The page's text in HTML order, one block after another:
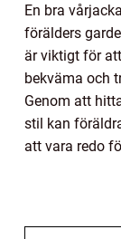
En bra
förälders
är viktigt för
bekväma och
Genom att
stil kan
att vara redo